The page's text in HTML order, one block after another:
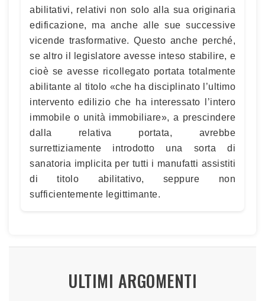
abilitativi, relativi non solo alla sua originaria
edificazione, ma anche alle sue successive
vicende trasformative. Questo anche perché,
se altro il legislatore avesse inteso stabilire, e
cioè se avesse ricollegato portata totalmente
abilitante al titolo «che ha disciplinato l’ultimo
intervento edilizio che ha interessato l’intero
immobile o unità immobiliare», a prescindere
dalla relativa portata, avrebbe
surrettiziamente introdotto una sorta di
sanatoria implicita per tutti i manufatti assistiti
di titolo abilitativo, seppure non
sufficientemente legittimante.
ULTIMI ARGOMENTI